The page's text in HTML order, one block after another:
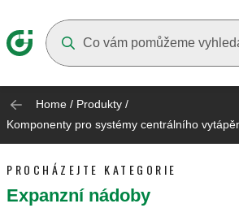
Home / Produkty /
Komponenty pro systémy centrálního
PROCHÁZEJTE KATEGORIE
Expanzní nádoby